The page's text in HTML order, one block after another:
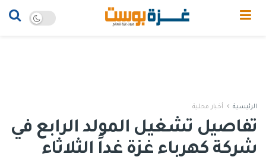
الرئيسية أخبار محلية
تفاصيل تشغيل المولد الرابع في
شركة كهرباء غزة غداً الثلاثاء